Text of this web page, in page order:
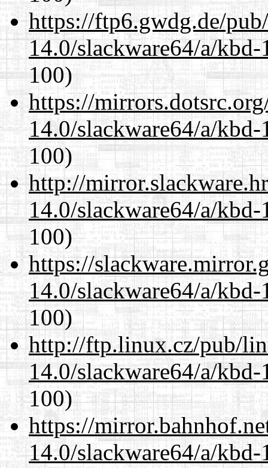
https://ftp6.gwdg.de/
14.0/slackware64/a/
100)
https://
14.0/slackware64/a/
100)
http://
14.0/slackware64/a/
100)
https://
14.0/slackware64/a/
100)
http://ftp.linux.cz/pub/
14.0/slackware64/a/
100)
https://
14.0/slackware64/a/